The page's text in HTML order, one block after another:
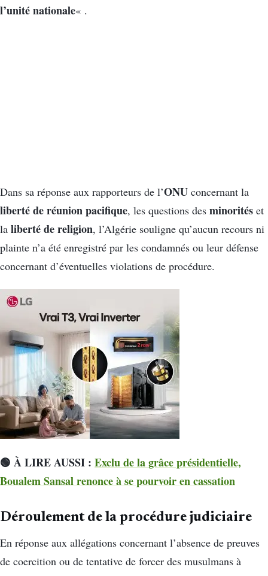
l’unité nationale« .
Dans sa réponse aux rapporteurs de l’ONU concernant la
liberté de réunion pacifique, les questions des minorités et
la liberté de religion, l’Algérie souligne qu’aucun recours ni
plainte n’a été enregistré par les condamnés ou leur défense
concernant d’éventuelles violations de procédure.
🟢 À LIRE AUSSI : Exclu de la grâce présidentielle,
Boualem Sansal renonce à se pourvoir en cassation
Déroulement de la procédure judiciaire
En réponse aux allégations concernant l’absence de preuves
de coercition ou de tentative de forcer des musulmans à